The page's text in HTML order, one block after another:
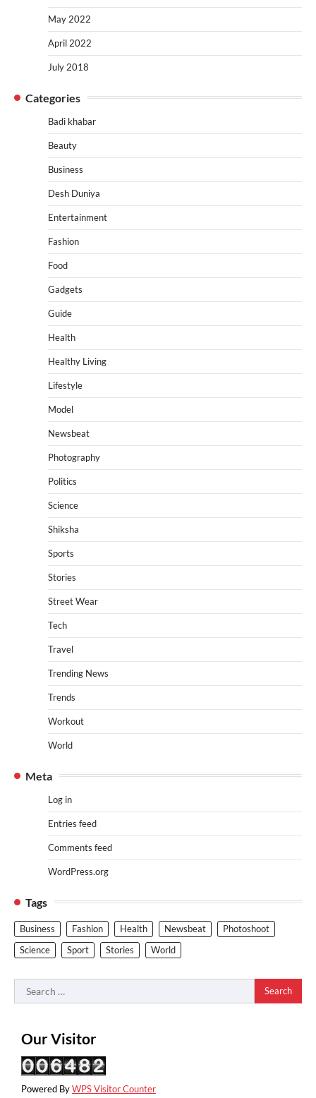
May 2022
April 2022
July 2018
Categories
Badi khabar
Beauty
Business
Desh Duniya
Entertainment
Fashion
Food
Gadgets
Guide
Health
Healthy Living
Lifestyle
Model
Newsbeat
Photography
Politics
Science
Shiksha
Sports
Stories
Street Wear
Tech
Travel
Trending News
Trends
Workout
World
Meta
Log in
Entries feed
Comments feed
WordPress.org
Tags
Business Fashion Health Newsbeat
Photoshoot
Science
Sport Stories World
Search
for:
Our Visitor
Powered ByWPS Visitor Counter